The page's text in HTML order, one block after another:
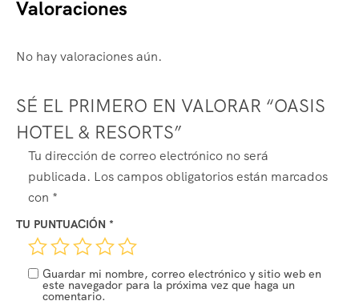
Valoraciones
No hay valoraciones aún.
SÉ EL PRIMERO EN VALORAR “OASIS
HOTEL & RESORTS”
Tu dirección de correo electrónico no será
publicada. Los campos obligatorios están marcados
con *
TU PUNTUACIÓN *
Guardar mi nombre, correo electrónico y sitio web en
este navegador para la próxima vez que haga un
comentario.